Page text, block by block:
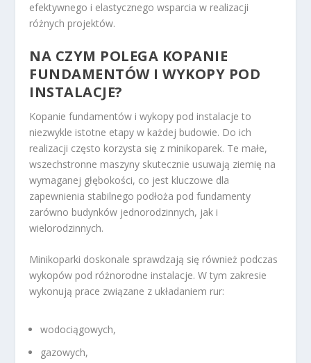
efektywnego i elastycznego wsparcia w realizacji
różnych projektów.
NA CZYM POLEGA KOPANIE
FUNDAMENTÓW I WYKOPY POD
INSTALACJE?
Kopanie fundamentów i wykopy pod instalacje to
niezwykle istotne etapy w każdej budowie. Do ich
realizacji często korzysta się z minikoparek. Te małe,
wszechstronne maszyny skutecznie usuwają ziemię na
wymaganej głębokości, co jest kluczowe dla
zapewnienia stabilnego podłoża pod fundamenty
zarówno budynków jednorodzinnych, jak i
wielorodzinnych.
Minikoparki doskonale sprawdzają się również podczas
wykopów pod różnorodne instalacje. W tym zakresie
wykonują prace związane z układaniem rur:
wodociągowych,
gazowych,